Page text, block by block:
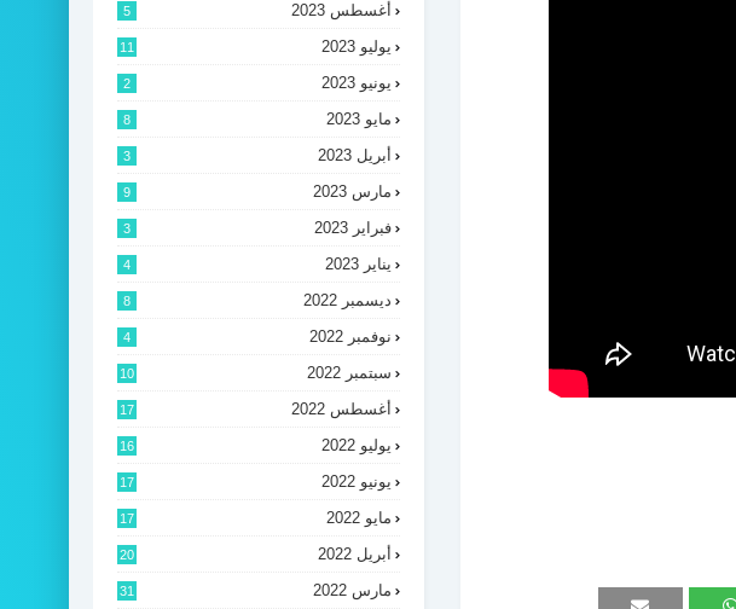
أغسطس 2023 5
يوليو 2023 11
يونيو 2023 2
مايو 2023 8
أبريل 2023 3
مارس 2023 9
فبراير 2023 3
يناير 2023 4
ديسمبر 2022 8
نوفمبر 2022 4
سبتمبر 2022 10
أغسطس 2022 17
يوليو 2022 16
يونيو 2022 17
مايو 2022 17
أبريل 2022 20
مارس 2022 31